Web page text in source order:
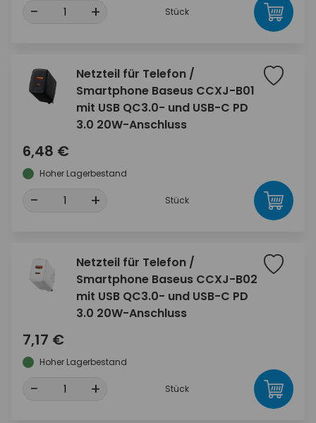
- + Stück
Netzteil für Telefon /
Smartphone Baseus CCXJ-B01
mit USB QC3.0- und USB-C PD
3.0 20W-Anschluss
6,48 €
Hoher Lagerbestand
- + Stück
Netzteil für Telefon /
Smartphone Baseus CCXJ-B02
mit USB QC3.0- und USB-C PD
3.0 20W-Anschluss
7,17 €
Hoher Lagerbestand
- + Stück